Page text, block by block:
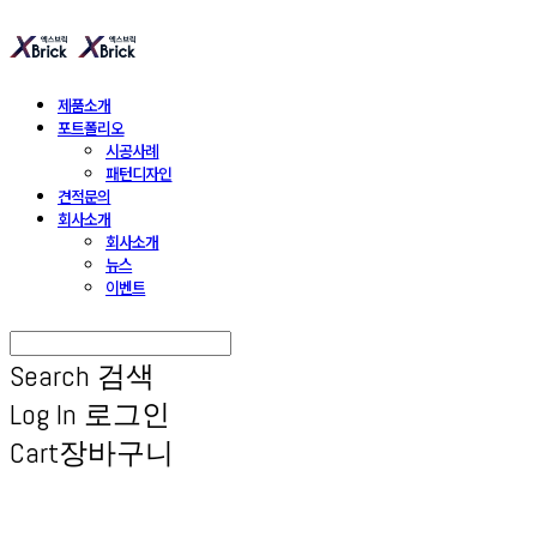
제품소개
포트폴리오
시공사례
패턴디자인
견적문의
회사소개
회사소개
뉴스
이벤트
Search 검색
Log In 로그인
Cart장바구니